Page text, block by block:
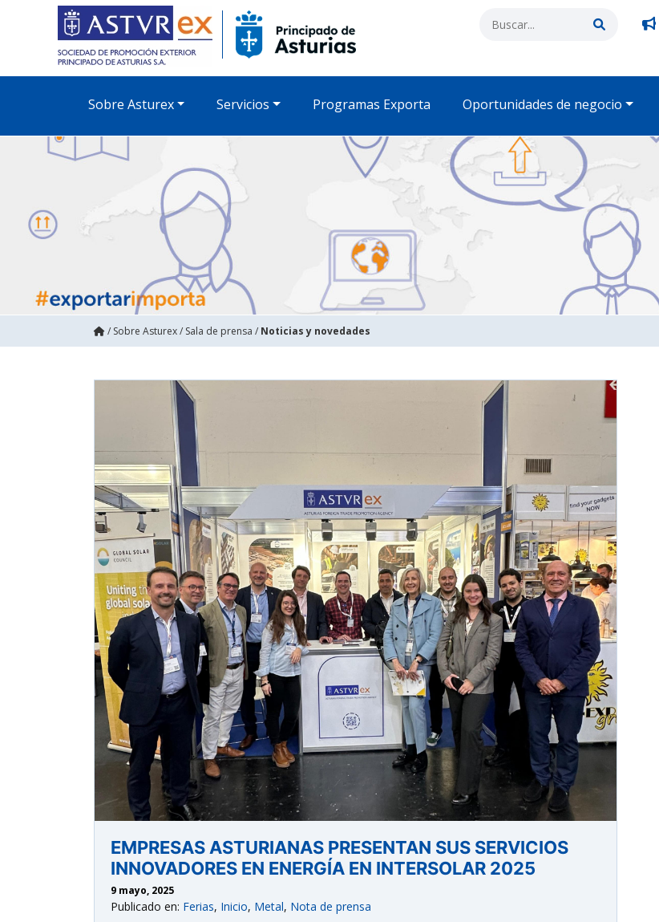
Sobre Asturex Servicios Programas Exporta Oportunidades de negocio
/ Sobre Asturex/ Sala de prensa / Noticias y novedades
EMPRESAS ASTURIANAS PRESENTAN SUS SERVICIOS
INNOVADORES EN ENERGÍA EN INTERSOLAR 2025
9 mayo, 2025
Publicado en: Ferias, Inicio, Metal, Nota de prensa
astu